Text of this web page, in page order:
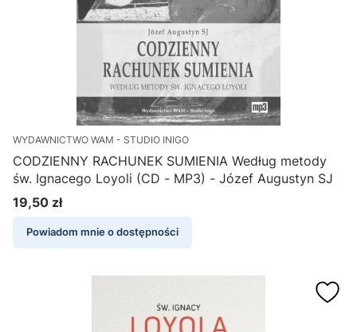
WYDAWNICTWO WAM - STUDIO INIGO
CODZIENNY RACHUNEK SUMIENIA Według metody
św. Ignacego Loyoli (CD - MP3) - Józef Augustyn SJ
Cena
19,50 zł
Powiadom mnie o dostępności